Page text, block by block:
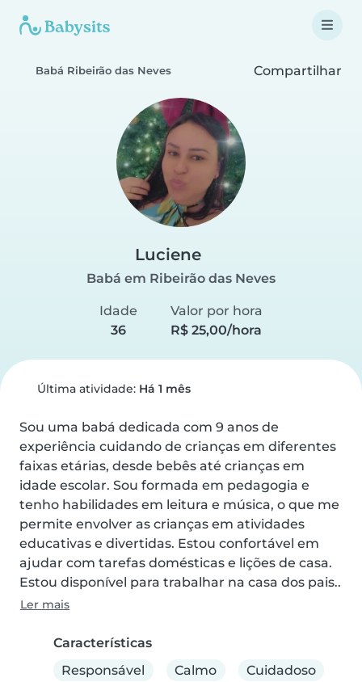
Babá Ribeirão das Neves Compartilhar
Luciene
Babá em Ribeirão das Neves
Idade
36
Valor por hora
R$ 25,00/hora
Última atividade: Há 1 mês
Sou uma babá dedicada com 9 anos de
experiência cuidando de crianças em diferentes
faixas etárias, desde bebês até crianças em
idade escolar. Sou formada em pedagogia e
tenho habilidades em leitura e música, o que me
permite envolver as crianças em atividades
educativas e divertidas. Estou confortável em
ajudar com tarefas domésticas e lições de casa.
Estou disponível para trabalhar na casa dos pais..
Ler mais
Características
Responsável
Calmo Cuidadoso